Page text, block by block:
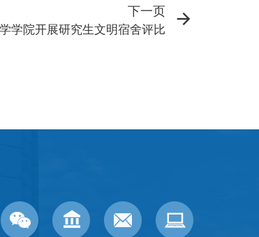
下一页
学院开展研究生文明宿舍评比